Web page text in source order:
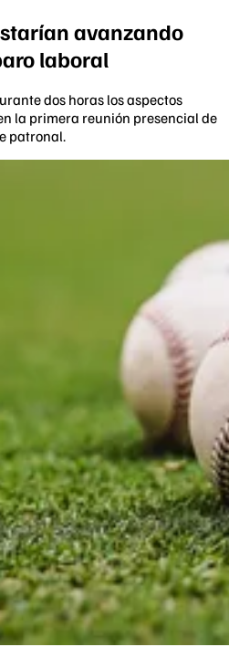
avanzando
laboral
dos horas los aspectos
la primera reunión presencial de
patronal.